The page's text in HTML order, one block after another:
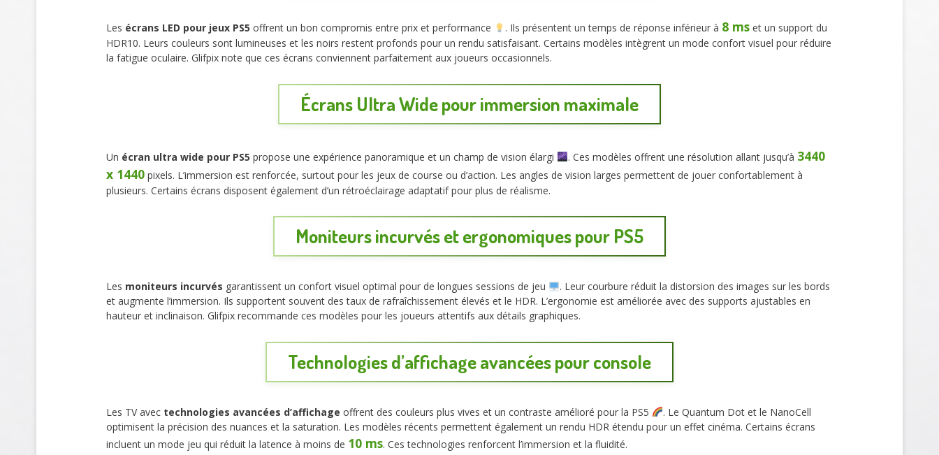
Les écrans LED pour jeux PS5 offrent un bon compromis entre prix et performance . Ils présentent un temps de réponse inférieur à 8 mset un support du
HDR10. Leurs couleurs sont lumineuses et les noirs restent profonds pour un rendu satisfaisant. Certains modèles intègrent un mode confort visuel pour réduire
la fatigue oculaire. Glifpix note que ces écrans conviennent parfaitement aux joueurs occasionnels.
Écrans Ultra Wide pour immersion maximale
Un écran ultra wide pour PS5 propose une expérience panoramique et un champ de vision élargi . Ces modèles offrent une résolution allant jusqu’à 3440
x 1440 pixels. L’immersion est renforcée, surtout pour les jeux de course ou d’action. Les angles de vision larges permettent de jouer confortablement à
plusieurs. Certains écrans disposent également d’un rétroéclairage adaptatif pour plus de réalisme.
Moniteurs incurvés et ergonomiques pour PS5
Les moniteurs incurvés garantissent un confort visuel optimal pour de longues sessions de jeu
. Leur courbure réduit la distorsion des images sur les bords
et augmente l’immersion. Ils supportent souvent des taux de rafraîchissement élevés et le HDR. L’ergonomie est améliorée avec des supports ajustables en
hauteur et inclinaison. Glifpix recommande ces modèles pour les joueurs attentifs aux détails graphiques.
Technologies d’affichage avancées pour console
Les TV avec technologies avancées d’affichage offrent des couleurs plus vives et un contraste amélioré pour la PS5
. Le Quantum Dot et le NanoCell
optimisent la précision des nuances et la saturation. Les modèles récents permettent également un rendu HDR étendu pour un effet cinéma. Certains écrans
incluent un mode jeu qui réduit la latence à moins de 10 ms. Ces technologies renforcent l’immersion et la fluidité.